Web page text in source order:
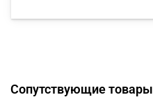
Сопутствующие товары